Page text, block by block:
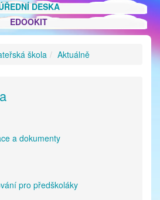
DESKA
EDOOKIT
škola Aktuálně
a dokumenty
pro předškoláky